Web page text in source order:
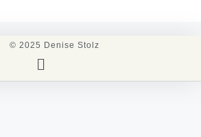
© 2025 Denise Stolz